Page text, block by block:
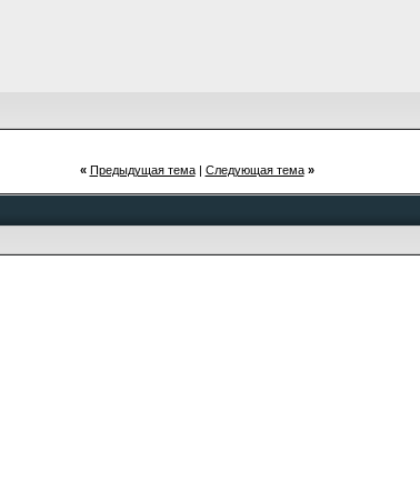
« Предыдущая тема| Следующая тема »